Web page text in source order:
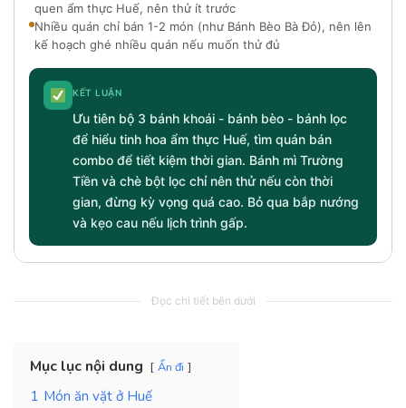
quen ẩm thực Huế, nên thử ít trước
Nhiều quán chỉ bán 1-2 món (như Bánh Bèo Bà Đỏ), nên lên
kế hoạch ghé nhiều quán nếu muốn thử đủ
KẾT LUẬN
Ưu tiên bộ 3 bánh khoái - bánh bèo - bánh lọc
để hiểu tinh hoa ẩm thực Huế, tìm quán bán
combo để tiết kiệm thời gian. Bánh mì Trường
Tiền và chè bột lọc chỉ nên thử nếu còn thời
gian, đừng kỳ vọng quá cao. Bỏ qua bắp nướng
và kẹo cau nếu lịch trình gấp.
Đọc chi tiết bên dưới
Mục lục nội dung Ẩn đi
1 Món ăn vặt ở Huế